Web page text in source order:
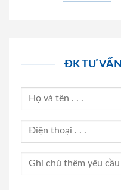
ĐK TƯ